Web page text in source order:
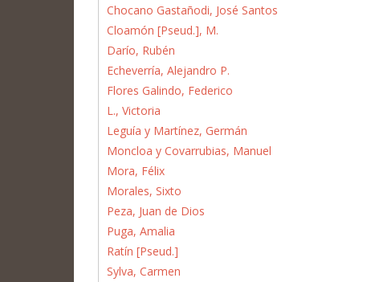
Chocano Gastañodi, José Santos
Cloamón [Pseud.], M.
Darío, Rubén
Echeverría, Alejandro P.
Flores Galindo, Federico
L., Victoria
Leguía y Martínez, Germán
Moncloa y Covarrubias, Manuel
Mora, Félix
Morales, Sixto
Peza, Juan de Dios
Puga, Amalia
Ratín [Pseud.]
Sylva, Carmen